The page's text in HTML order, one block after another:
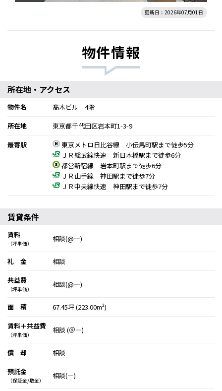
更新日：2026年07月01日
物件情報
所在地・アクセス
物件名
髙木ビル 4階
所在地
東京都千代田区岩本町1-3-9
最寄駅
東京メトロ日比谷線 小伝馬町駅まで徒歩5分
ＪＲ総武線快速 新日本橋駅まで徒歩6分
都営新宿線 岩本町駅まで徒歩6分
ＪＲ山手線 神田駅まで徒歩7分
ＪＲ中央線快速 神田駅まで徒歩7分
賃貸条件
賃料
（坪単価）
相談(@―)
礼 金
相談
共益費
（坪単価）
相談(@―)
面 積
67.45坪 (223.00m²)
賃料＋共益費
（坪単価）
相談 (＠―)
償 却
相談
預託金
（保証金/敷金）
相談(―)